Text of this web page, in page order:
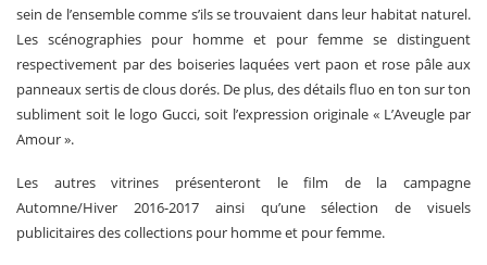
sein de l’ensemble comme s’ils se trouvaient dans leur habitat naturel.
Les scénographies pour homme et pour femme se distinguent
respectivement par des boiseries laquées vert paon et rose pâle aux
panneaux sertis de clous dorés. De plus, des détails fluo en ton sur ton
subliment soit le logo Gucci, soit l’expression originale « L’Aveugle par
Amour ».
Les autres vitrines présenteront le film de la campagne
Automne/Hiver 2016-2017 ainsi qu’une sélection de visuels
publicitaires des collections pour homme et pour femme.